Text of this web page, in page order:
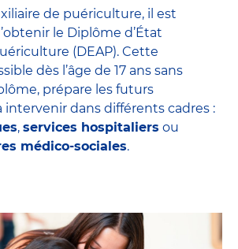
de puériculture, il est
le Diplôme d’État
(DEAP). Cette
dès l’âge de 17 ans sans
prépare les futurs
intervenir dans différents cadres :
, services hospitaliers ou
médico-sociales.